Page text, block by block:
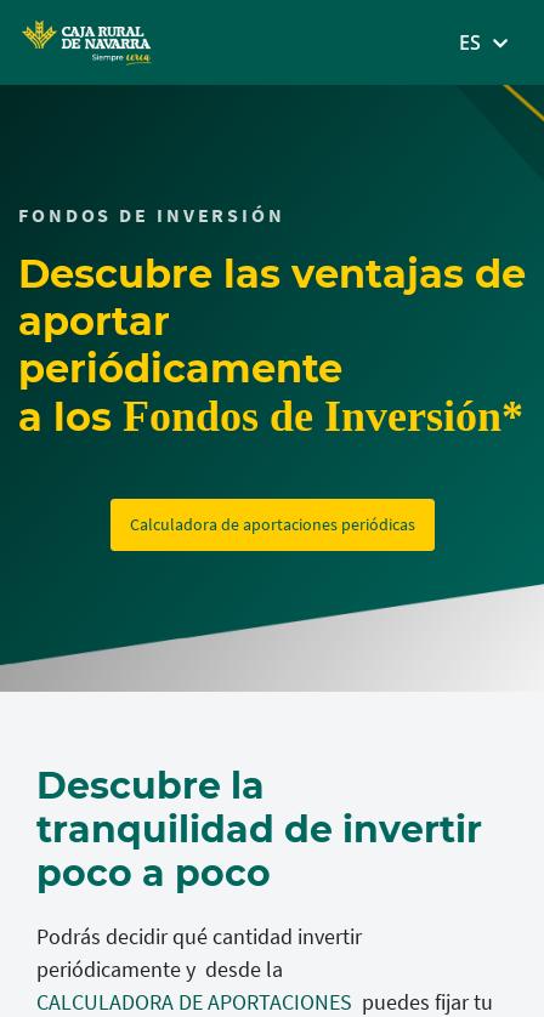
ES
FONDOS DE INVERSIÓN
Descubre las ventajas de
aportar
periódicamente
a los Fondos de Inversión*
Calculadora de aportaciones periódicas
Descubre la
tranquilidad de invertir
poco a poco
Podrás decidir qué cantidad invertir
periódicamente y desde la
CALCULADORA DE APORTACIONES puedes fijar tu